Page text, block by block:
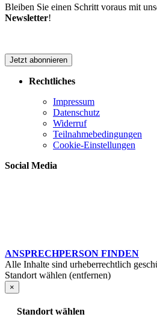
Bleiben Sie einen Schritt voraus mit
Newsletter!
Jetzt abonnieren
Rechtliches
Impressum
Datenschutz
Widerruf
Teilnahmebedingungen
Cookie-Einstellungen
Social Media
ANSPRECHPERSON FINDEN
Alle Inhalte sind urheberrechtlich
Standort wählen (entfernen)
×
Standort wählen